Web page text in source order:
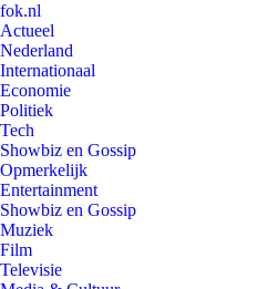
fok.nl
Actueel
Nederland
Internationaal
Economie
Politiek
Tech
Showbiz en Gossip
Opmerkelijk
Entertainment
Showbiz en Gossip
Muziek
Film
Televisie